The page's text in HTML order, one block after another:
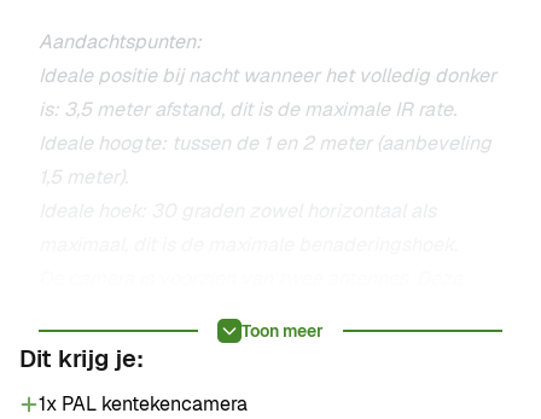
Aandachtspunten:
Ideale positie bij nacht wanneer het volledig donker
is: 3,5 meter afstand, dit is de maximale IR rate.
Ideale hoogte: tussen de 1 en 2 meter (aanbeveling
1,5 meter).
Toon meer
Dit krijg je:
1x PAL kentekencamera